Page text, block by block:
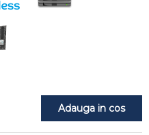
Adauga in cos